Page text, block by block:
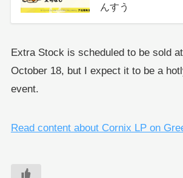
んすう
Extra Stock is scheduled to be sold
October 18, but I expect it to be a
event.
Read content about Cornix LP on